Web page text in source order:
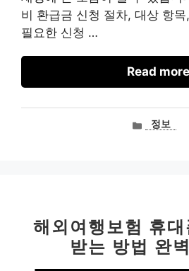
비 환급금 신청 절차, 대상 항
필요한 신청 …
Read more
카정보
해외여행보험 휴
받는 방법 완